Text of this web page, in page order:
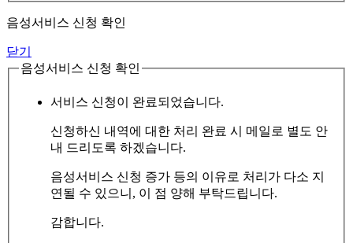
음성서비스 신청 확인
닫기
음성서비스 신청 확인
서비스 신청이 완료되었습니다.
신청하신 내역에 대한 처리 완료 시 메일로 별도 안
내 드리도록 하겠습니다.
음성서비스 신청 증가 등의 이유로 처리가 다소 지
연될 수 있으니, 이 점 양해 부탁드립니다.
감합니다.